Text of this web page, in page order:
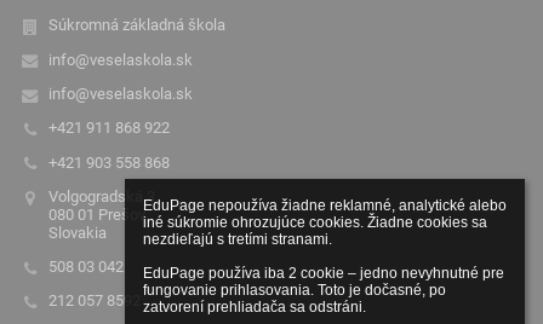
EduPage nepoužíva žiadne reklamné, analytické alebo
iné súkromie ohrozujúce cookies. Žiadne cookies sa
nezdieľajú s tretími stranami.
EduPage používa iba 2 cookie – jedno nevyhnutné pre
fungovanie prihlasovania. Toto je dočasné, po
zatvorení prehliadača sa odstráni.
Súkromná základná škola
info@veselaskola.sk
info@veselaskola.sk
+421 911 868 922
+421 903 558 868
Volgogradská 3
080 01 Prešov
Slovakia
508 03 042
212 057 8592